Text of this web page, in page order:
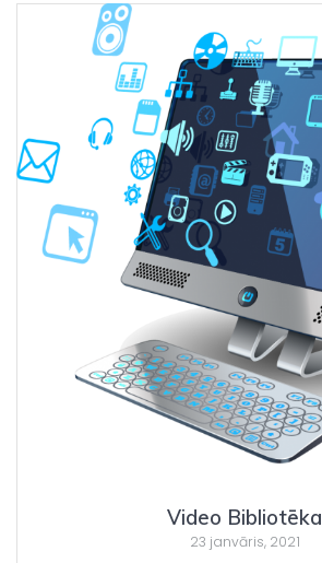
Video Bibliotēka
23 janvāris, 2021